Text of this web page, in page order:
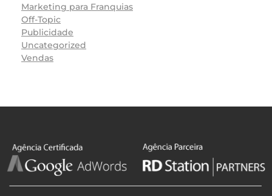
Marketing para Franquias
Off-Topic
Publicidade
Uncategorized
Vendas